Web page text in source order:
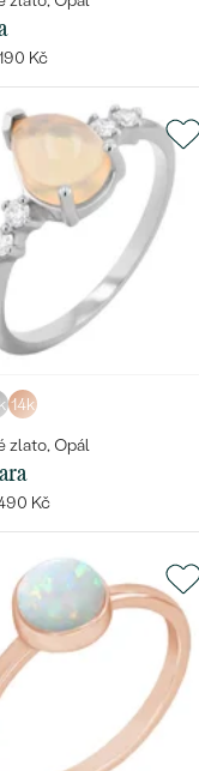
Kč
14k
zlato, Opál
Kč